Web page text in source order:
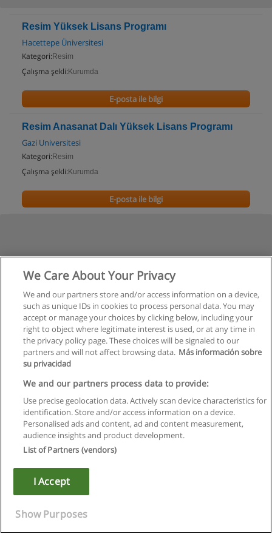
Resim Yüksek Lisans Programı
Hacettepe Üniversitesi
Kategori: Resim
Çalışma şekli: Kurumda
E-posta ile bilgi
Resim Anasanat Dalı Yüksek Lisans Programı
Gazi Universitesi
Kategori: Resim
Çalışma şekli: Kurumda
E-posta ile bilgi
Kullanım koşulları
Gizlilik politikası
Copyright © Educaedu Business S.L. - CIF : B-95610580: -
We Care About Your Privacy
We and our partners store and/or access information on a device,
such as unique IDs in cookies to process personal data. You may
accept or manage your choices by clicking below, including your
right to object where legitimate interest is used, or at any time in
the privacy policy page. These choices will be signaled to our
partners and will not affect browsing data. Más información sobre
su privacidad
We and our partners process data to provide:
Use precise geolocation data. Actively scan device characteristics for
identification. Store and/or access information on a device.
Personalised ads and content, ad and content measurement,
audience insights and product development.
List of Partners (vendors)
I Accept
Show Purposes